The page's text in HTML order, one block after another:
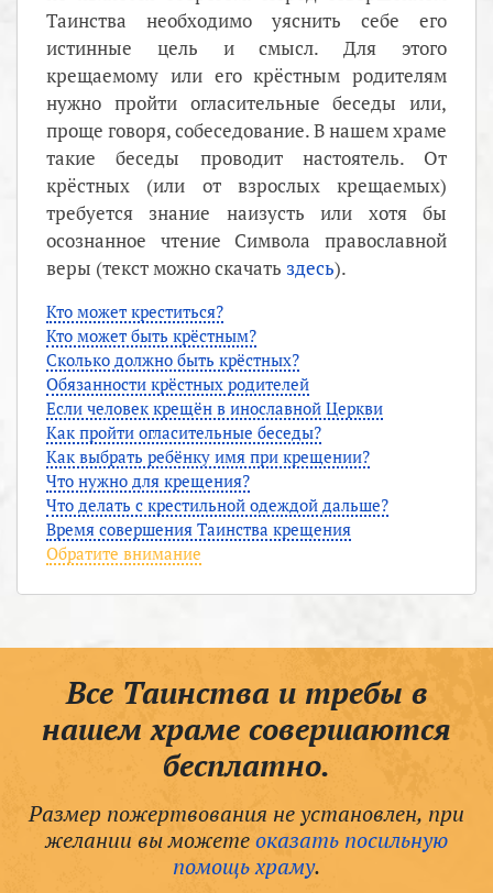
Таинства необходимо уяснить себе его
истинные цель и смысл. Для этого
крещаемому или его крёстным родителям
нужно пройти огласительные беседы или,
проще говоря, собеседование. В нашем храме
такие беседы проводит настоятель. От
крёстных (или от взрослых крещаемых)
требуется знание наизусть или хотя бы
осознанное чтение Символа православной
веры (текст можно скачать здесь).
Кто может креститься?
Кто может быть крёстным?
Сколько должно быть крёстных?
Обязанности крёстных родителей
Если человек крещён в инославной Церкви
Как пройти огласительные беседы?
Как выбрать ребёнку имя при крещении?
Что нужно для крещения?
Что делать с крестильной одеждой дальше?
Время совершения Таинства крещения
Обратите внимание
Все Таинства и требы в
нашем храме совершаются
бесплатно.
Размер пожертвования не установлен, при
желании вы можетеоказать посильную
помощь храму.